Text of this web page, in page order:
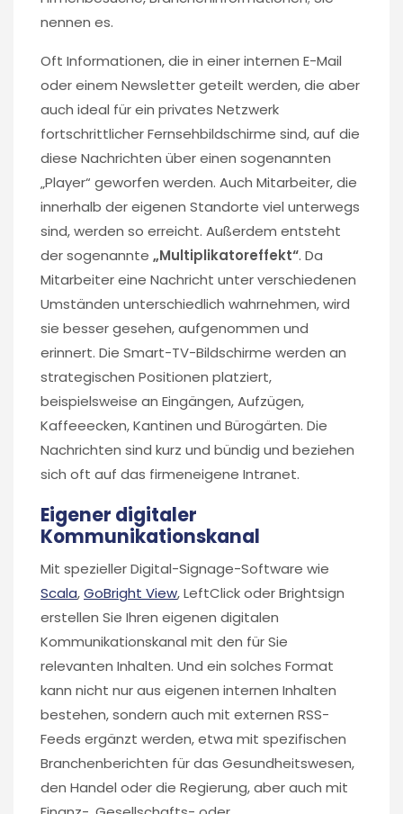
nennen es.
Oft Informationen, die in einer internen E-Mail
oder einem Newsletter geteilt werden, die aber
auch ideal für ein privates Netzwerk
fortschrittlicher Fernsehbildschirme sind, auf die
diese Nachrichten über einen sogenannten
„Player“ geworfen werden. Auch Mitarbeiter, die
innerhalb der eigenen Standorte viel unterwegs
sind, werden so erreicht. Außerdem entsteht
der sogenannte „Multiplikatoreffekt“. Da
Mitarbeiter eine Nachricht unter verschiedenen
Umständen unterschiedlich wahrnehmen, wird
sie besser gesehen, aufgenommen und
erinnert. Die Smart-TV-Bildschirme werden an
strategischen Positionen platziert,
beispielsweise an Eingängen, Aufzügen,
Kaffeeecken, Kantinen und Bürogärten. Die
Nachrichten sind kurz und bündig und beziehen
sich oft auf das firmeneigene Intranet.
Eigener digitaler
Kommunikationskanal
Mit spezieller Digital-Signage-Software wie
Scala,GoBright View, LeftClick oder Brightsign
erstellen Sie Ihren eigenen digitalen
Kommunikationskanal mit den für Sie
relevanten Inhalten. Und ein solches Format
kann nicht nur aus eigenen internen Inhalten
bestehen, sondern auch mit externen RSS-
Feeds ergänzt werden, etwa mit spezifischen
Branchenberichten für das Gesundheitswesen,
den Handel oder die Regierung, aber auch mit